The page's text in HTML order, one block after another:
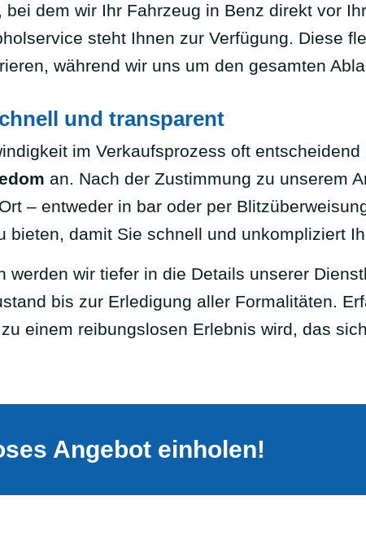
dem wir Ihr Fahrzeug in Benz direkt vor
steht Ihnen zur Verfügung. Diese
während wir uns um den gesamten
und transparent
im Verkaufsprozess oft
an. Nach der Zustimmung zu unserem
– entweder in bar oder per
bieten, damit Sie schnell und unkompliziert
werden wir tiefer in die Details unserer
bis zur Erledigung aller Formalitäten.
zu einem reibungslosen Erlebnis wird, das
Angebot einholen!